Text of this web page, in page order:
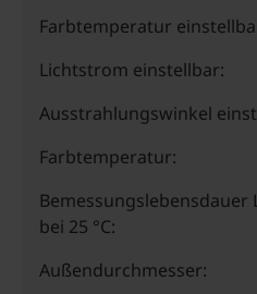
Farbtemperatur
Lichtstrom einstellbar:
Ausstrahlungswinkel
Farbtemperatur:
Bemessungslebensdauer
bei 25 °C:
Außendurchmesser: